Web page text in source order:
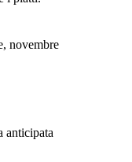
novembre
anticipata